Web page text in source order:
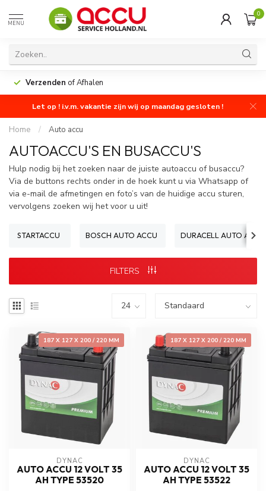
MENU
0
Verzenden of Afhalen
Let op ! i.v.m. vakantie zijn wij op maandag gesloten !
Home / Auto accu
AUTOACCU'S EN BUSACCU'S
Hulp nodig bij het zoeken naar de juiste autoaccu of busaccu?
Via de buttons rechts onder in de hoek kunt u via Whatsapp of
via e-mail de afmetingen en foto’s van de huidige accu sturen,
vervolgens zoeken wij het voor u uit!
STARTACCU BOSCH AUTO ACCU DURACELL AUTO ACCU
FILTERS
187 X 127 X 200 / 220 MM
DYNAC
AUTO ACCU 12 VOLT 35
AH TYPE 53520
187 X 127 X 200 / 220 MM
DYNAC
AUTO ACCU 12 VOLT 35
AH TYPE 53522